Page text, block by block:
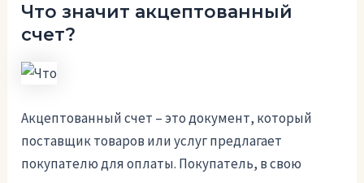
Что значит акцептованный
счет?
Акцептованный счет – это документ, который
поставщик товаров или услуг предлагает
покупателю для оплаты. Покупатель, в свою